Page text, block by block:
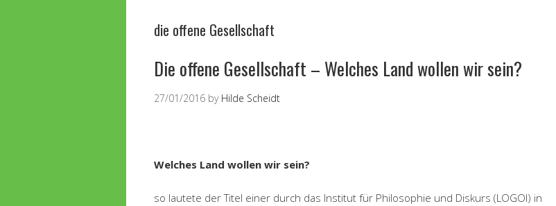
die offene Gesellschaft
Die offene Gesellschaft – Welches Land wollen wir sein?
27/01/2016 by Hilde Scheidt
Welches Land wollen wir sein?
so lautete der Titel einer durch das Institut für Philosophie und Diskurs (LOGOI) in